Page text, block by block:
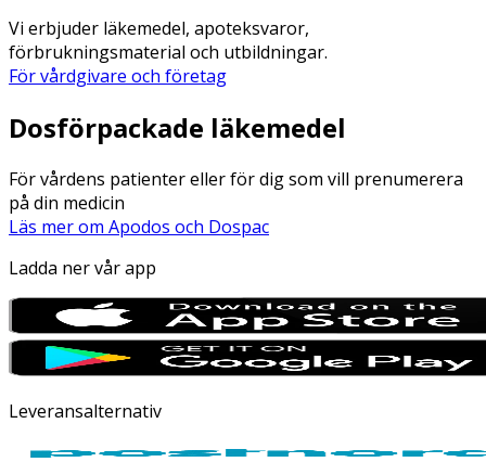
Vi erbjuder läkemedel, apoteksvaror,
förbrukningsmaterial och utbildningar.
För vårdgivare och företag
Dosförpackade läkemedel
För vårdens patienter eller för dig som vill prenumerera
på din medicin
Läs mer om Apodos och Dospac
Ladda ner vår app
Leveransalternativ